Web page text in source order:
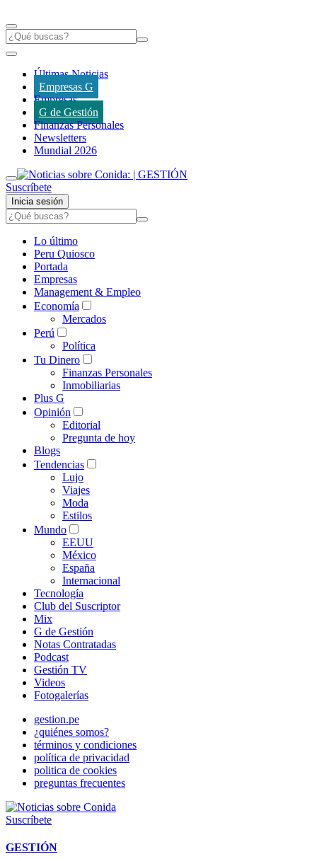
Últimas Noticias
Empresas G
Empresas
G de Gestión
Finanzas Personales
Newsletters
Mundial 2026
Suscríbete
Inicia sesión
Lo último
Peru Quiosco
Portada
Empresas
Management & Empleo
Economía
Mercados
Perú
Política
Tu Dinero
Finanzas Personales
Inmobiliarias
Plus G
Opinión
Editorial
Pregunta de hoy
Blogs
Tendencias
Lujo
Viajes
Moda
Estilos
Mundo
EEUU
México
España
Internacional
Tecnología
Club del Suscriptor
Mix
G de Gestión
Notas Contratadas
Podcast
Gestión TV
Videos
Fotogalerías
gestion.pe
¿quiénes somos?
términos y condiciones
política de privacidad
politica de cookies
preguntas frecuentes
Suscríbete
GESTIÓN